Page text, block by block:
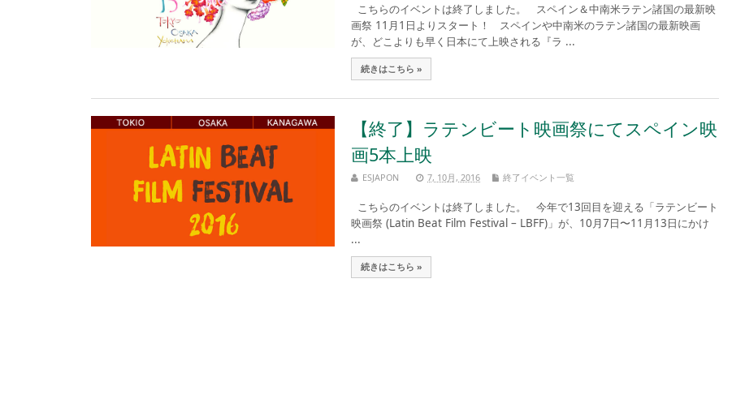
こちらのイベントは終了しました。 スペイン＆中南米ラテン諸国の最新映
画祭 11月1日よりスタート！ スペインや中南米のラテン諸国の最新映画
が、どこよりも早く日本にて上映される『ラ ...
続きはこちら »
【終了】ラテンビート映画祭にてスペイン映
画5本上映
ESJAPON 7, 10月, 2016 終了イベント一覧
こちらのイベントは終了しました。 今年で13回目を迎える「ラテンビート
映画祭 (Latin Beat Film Festival – LBFF)」が、10月7日〜11月13日にかけ
...
続きはこちら »